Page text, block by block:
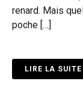
renard. Mais
poche […]
LIRE LA SUITE